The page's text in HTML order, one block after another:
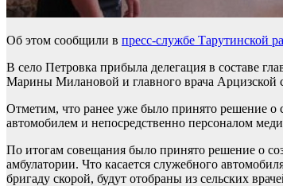
Об этом сообщили в пресс-службе Тарутинской
В село Петровка прибыла делегация в составе
Марины Милановой и главного врача
Отметим, что ранее уже было принято решение о
автомобилем и непосредственно персоналом
По итогам совещания было принято решение о
амбулатории. Что касается служебного
бригаду скорой, будут отобраны из сельских